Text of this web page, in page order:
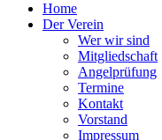
Home
Der Verein
Wer wir sind
Mitgliedschaft
Angelprüfung
Termine
Kontakt
Vorstand
Impressum